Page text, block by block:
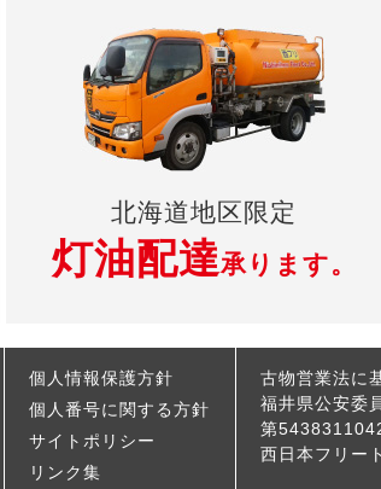
北海道地区限定
灯油配達承ります。
個人情報保護方針
個人番号に関する方針
サイトポリシー
リンク集
古物営業法に
福井県公安委
第
西日本フリー